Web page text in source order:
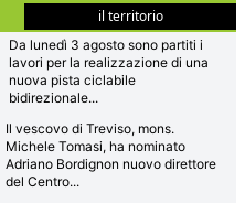
il territorio
Da lunedì 3 agosto sono partiti i
lavori per la realizzazione di una
nuova pista ciclabile
bidirezionale...
Il vescovo di Treviso, mons.
Michele Tomasi, ha nominato
Adriano Bordignon nuovo direttore
del Centro...